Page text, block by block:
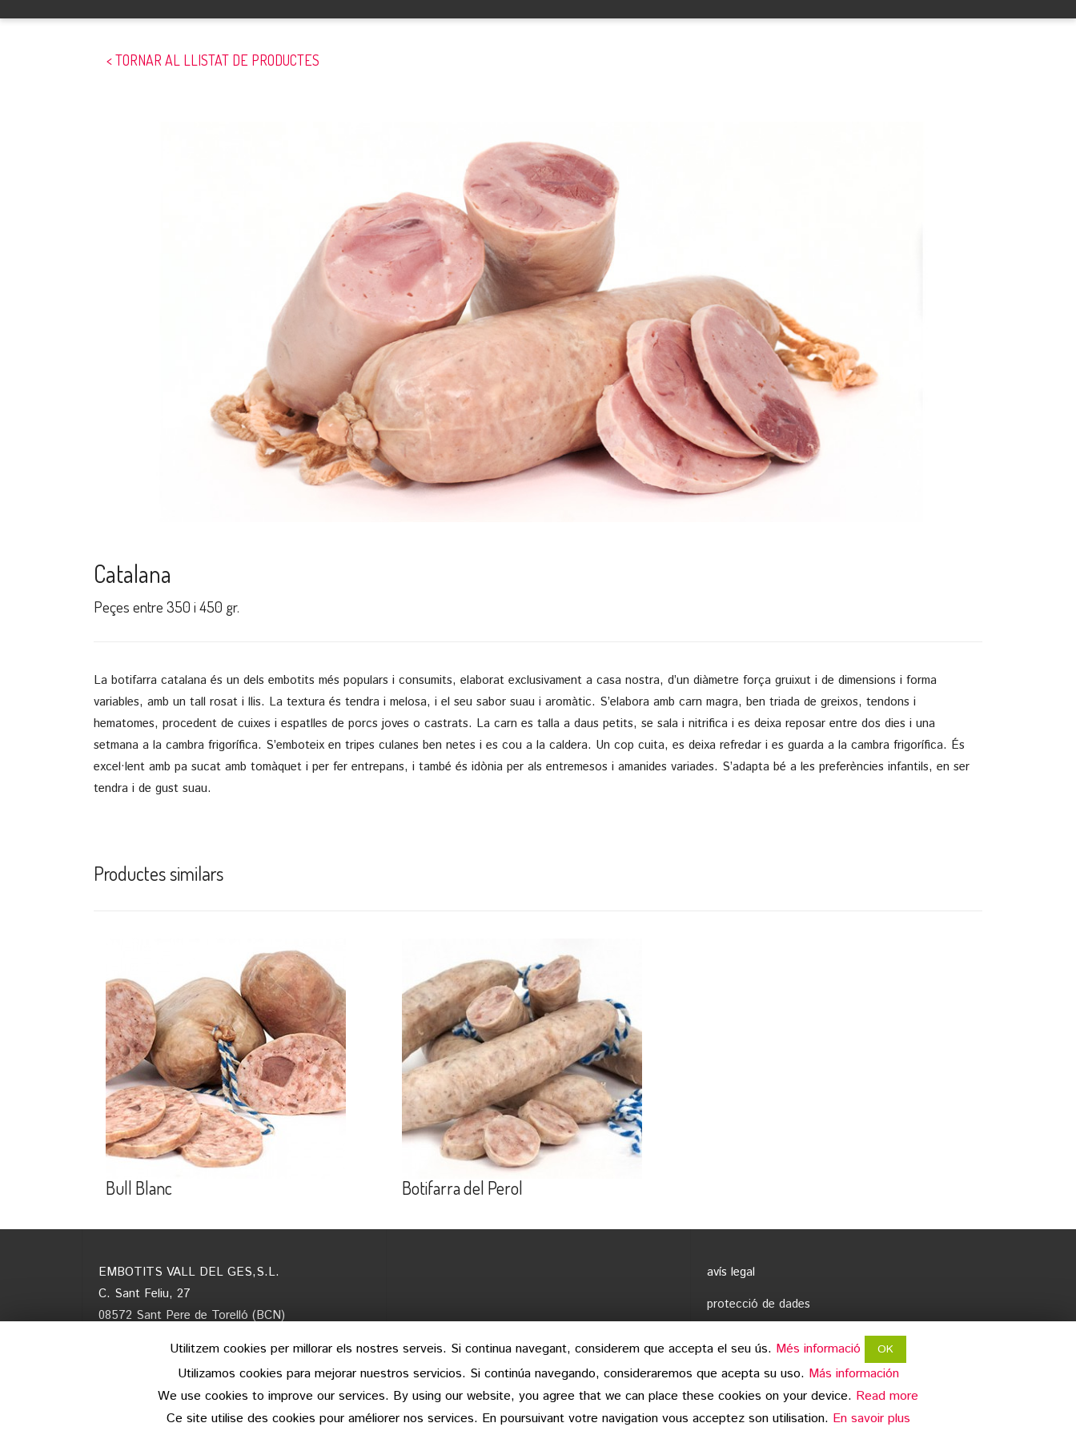
< TORNAR AL LLISTAT DE PRODUCTES
Catalana
Peçes entre 350 i 450 gr.
La botifarra catalana és un dels embotits més populars i consumits, elaborat exclusivament a casa nostra, d’un diàmetre força gruixut i de dimensions i forma
variables, amb un tall rosat i llis. La textura és tendra i melosa, i el seu sabor suau i aromàtic. S’elabora amb carn magra, ben triada de greixos, tendons i
hematomes, procedent de cuixes i espatlles de porcs joves o castrats. La carn es talla a daus petits, se sala i nitrifica i es deixa reposar entre dos dies i una
setmana a la cambra frigorífica. S’emboteix en tripes culanes ben netes i es cou a la caldera. Un cop cuita, es deixa refredar i es guarda a la cambra frigorífica. És
excel·lent amb pa sucat amb tomàquet i per fer entrepans, i també és idònia per als entremesos i amanides variades. S’adapta bé a les preferències infantils, en ser
tendra i de gust suau.
Productes similars
Bull Blanc Botifarra del Perol
EMBOTITS VALL DEL GES,S.L.
C. Sant Feliu, 27
08572 Sant Pere de Torelló (BCN)
info@embotitsvalldelges.com
avís legal
protecció de dades
© 2026 Embotits Vall del Ges S.L.
Utilitzem cookies per millorar els nostres serveis. Si continua navegant, considerem que accepta el seu ús. Més informació OK
Utilizamos cookies para mejorar nuestros servicios. Si continúa navegando, consideraremos que acepta su uso. Más información
We use cookies to improve our services. By using our website, you agree that we can place these cookies on your device. Read more
Ce site utilise des cookies pour améliorer nos services. En poursuivant votre navigation vous acceptez son utilisation. En savoir plus